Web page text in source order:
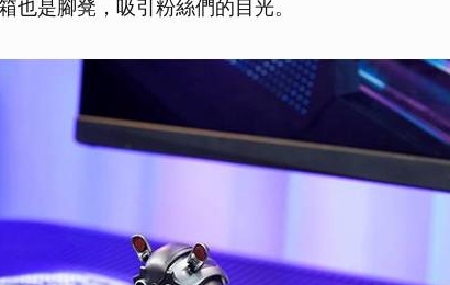
也是腳凳，吸引粉絲們的目光。